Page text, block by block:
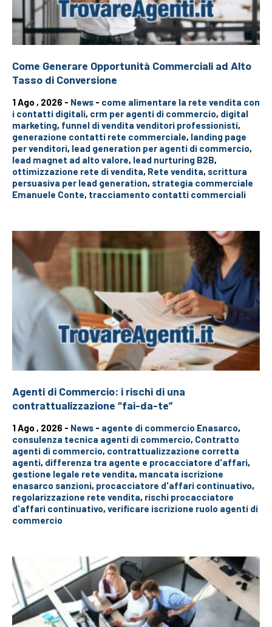
Come Generare Opportunità Commerciali ad Alto
Tasso di Conversione
1 Ago , 2026 - News - come alimentare la rete vendita con
i contatti digitali, crm per agenti di commercio, digital
marketing, funnel di vendita venditori professionisti,
generazione contatti rete commerciale, landing page
per venditori, lead generation per agenti di commercio,
lead magnet ad alto valore, lead nurturing B2B,
ottimizzazione rete di vendita, Rete vendita, scrittura
persuasiva per lead generation, strategia commerciale
Emanuele Conte, tracciamento contatti commerciali
Agenti di Commercio: i rischi di una
contrattualizzazione “fai-da-te”
1 Ago , 2026 - News - agente di commercio Enasarco,
consulenza tecnica agenti di commercio, Contratto
agenti di commercio, contrattualizzazione corretta
agenti, differenza tra agente e procacciatore d'affari,
gestione legale rete vendita, mancata iscrizione
enasarco sanzioni, procacciatore d'affari continuativo,
regolarizzazione rete vendita, rischi procacciatore
d'affari continuativo, verificare iscrizione ruolo agenti di
commercio